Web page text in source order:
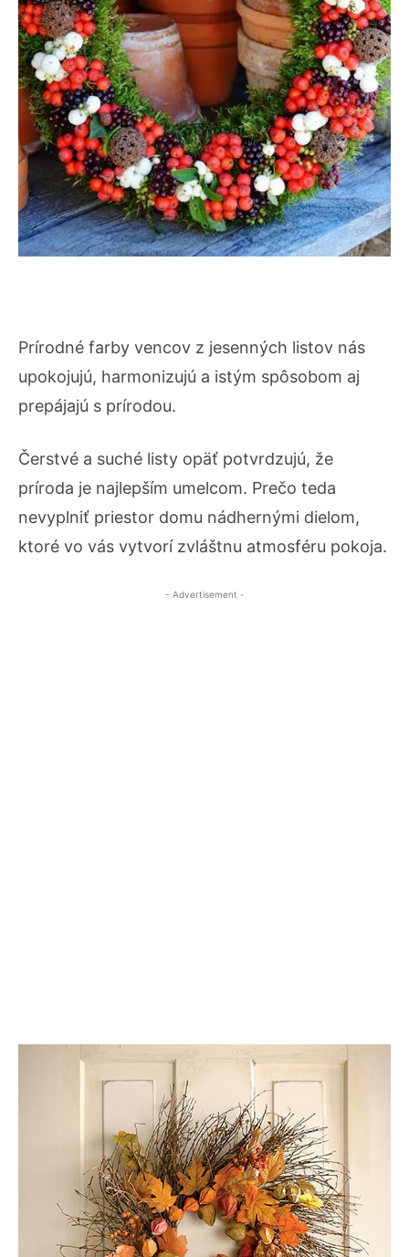
Prírodné farby vencov z jesenných listov nás
upokojujú, harmonizujú a istým spôsobom aj
prepájajú s prírodou.
Čerstvé a suché listy opäť potvrdzujú, že
príroda je najlepším umelcom. Prečo teda
nevyplniť priestor domu nádhernými dielom,
ktoré vo vás vytvorí zvláštnu atmosféru pokoja.
- Advertisement -